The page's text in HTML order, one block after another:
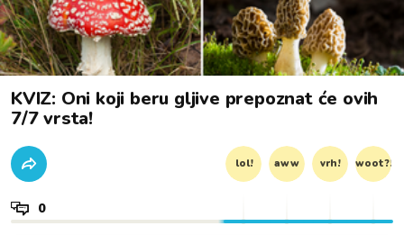
KVIZ: Oni koji beru gljive prepoznat će ovih
7/7 vrsta!
lol! aww vrh! woot?!
0